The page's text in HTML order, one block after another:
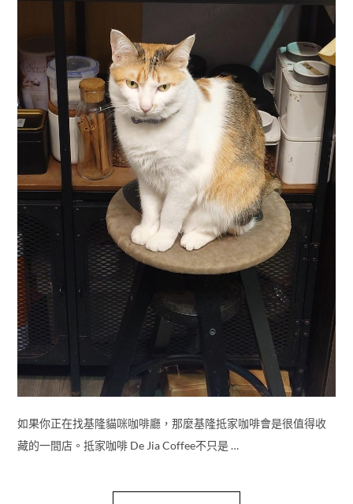
如果你正在找基隆貓咪咖啡廳，那麼基隆抵家咖啡會是很值得收
藏的一間店。抵家咖啡 De Jia Coffee不只是 …